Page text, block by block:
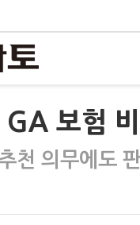
GA 보험
천 의무에도